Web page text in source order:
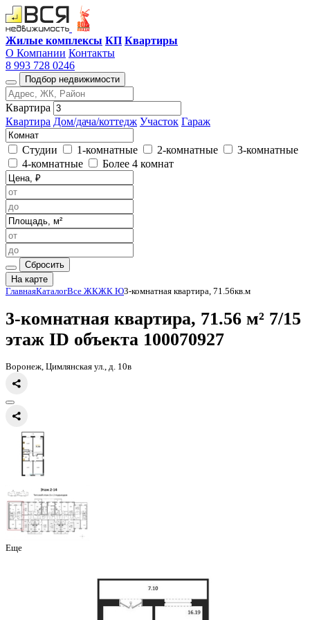
Жилые комплексы КП Квартиры
О Компании Контакты
8 993 728 0246
Подбор недвижимости
Квартира
Квартира Дом/дача/коттедж Участок Гараж
Студии 1-комнатные 2-комнатные
3-комнатные
4-комнатные
Более 4 комнат
Сбросить
На карте
Главная КаталогВсе ЖКЖК Ю
3-комнатная квартира, 71.56
этаж
Воронеж, Цимлянская ул., д. 10в